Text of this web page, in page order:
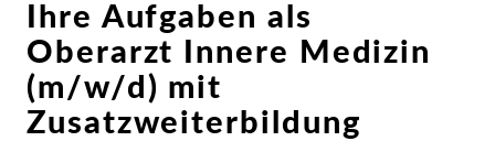
Ihre Aufgaben als
Oberarzt Innere Medizin
(m/w/d) mit
Zusatzweiterbildung